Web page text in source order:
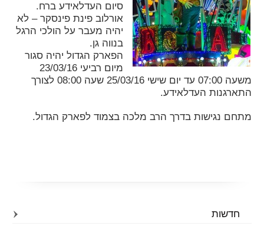
סיום העדלאידע ברח.
אורלוב פינת פינסקר – לא
יהיה מעבר על הולכי הרגל
בנווה גן.
הפארק הגדול יהיה סגור
מיום רביעי 23/03/16
משעה 07:00 עד יום שישי 25/03/16 שעה 08:00 לצורך
התארגנות העדלאידע.
מתחם נגישות בדרך הרב מלכה בצמוד לפארק הגדול.
חדשות